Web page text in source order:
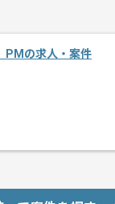
ている少数精鋭の
びたいと思えるゲ
PMの求人・案件